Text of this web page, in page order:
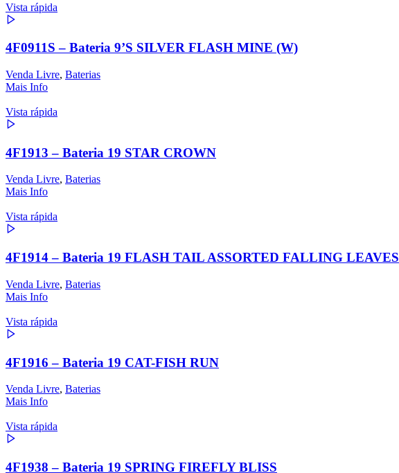
Vista rápida
4F0911S – Bateria 9’S SILVER FLASH MINE (W)
Venda Livre, Baterias
Mais Info
Vista rápida
4F1913 – Bateria 19 STAR CROWN
Venda Livre, Baterias
Mais Info
Vista rápida
4F1914 – Bateria 19 FLASH TAIL ASSORTED FALLING LEAVES
Venda Livre, Baterias
Mais Info
Vista rápida
4F1916 – Bateria 19 CAT-FISH RUN
Venda Livre, Baterias
Mais Info
Vista rápida
4F1938 – Bateria 19 SPRING FIREFLY BLISS